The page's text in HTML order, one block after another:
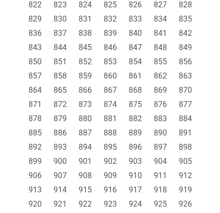
822
823 824 825 826 827
828
829
830 831 832 833 834
835
836
837 838 839 840 841
842
843
844 845 846 847 848
849
850
851 852 853 854 855
856
857
858 859 860 861 862
863
864
865 866 867 868 869
870
871
872 873 874 875 876
877
878
879 880 881 882 883
884
885
886 887 888 889 890
891
892
893 894 895 896 897
898
899
900 901 902 903 904
905
906
907 908 909 910 911
912
913
914 915 916 917 918
919
920
921 922 923 924 925
926